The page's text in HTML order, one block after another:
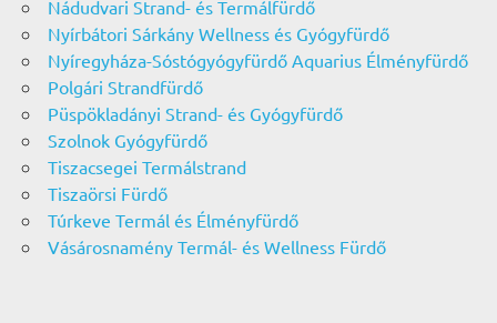
Nádudvari Strand- és Termálfürdő
Nyírbátori Sárkány Wellness és Gyógyfürdő
Nyíregyháza-Sóstógyógyfürdő Aquarius Élményfürdő
Polgári Strandfürdő
Püspökladányi Strand- és Gyógyfürdő
Szolnok Gyógyfürdő
Tiszacsegei Termálstrand
Tiszaörsi Fürdő
Túrkeve Termál és Élményfürdő
Vásárosnamény Termál- és Wellness Fürdő